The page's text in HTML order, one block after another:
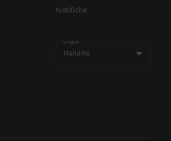
Notifiche
Lingua
Italiano